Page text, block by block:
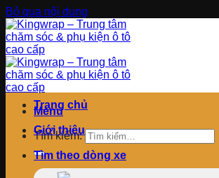
Bỏ qua nội dung
Menu
Tìm kiếm:
Trang chủ
Giới thiệu
Tìm theo dòng xe